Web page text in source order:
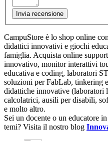
Invia recensione
CampuStore è lo shop online
didattici innovativi e giochi
famiglia. Acquista online
innovativo, monitor interattivi
educativa e coding, laboratori
soluzioni per FabLab, tinkering
didattiche innovative
calcolatrici, ausili per disabili,
e molto altro.
Sei un docente o un educatore
temi? Visita il nostro blog